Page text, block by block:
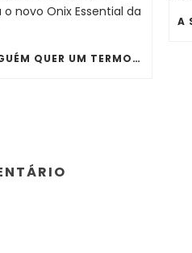
JÁ NINGUÉM QUER UM TERMOACUMULADOR ENORME À VISTA NA COZINHA OU NA LAVANDARIA. CONHEÇA O NOVO ONIX ESSENTIAL DA THERMOR